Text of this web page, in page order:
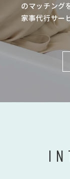
のマッチング
家事代行サー